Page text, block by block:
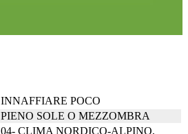
INNAFFIARE POCO
PIENO SOLE O MEZZOMBRA
04- CLIMA NORDICO-ALPINO,